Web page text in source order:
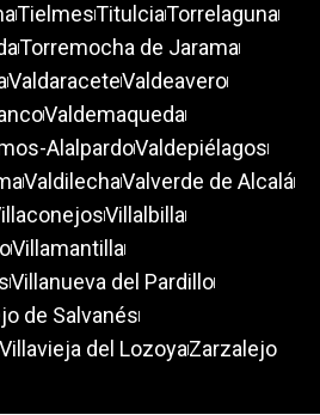
TielmesTitulciaTorrelaguna
Torremocha de Jarama
ValdaraceteValdeavero
Valdemaqueda
AlalpardoValdepiélagos
ValdilechaValverde de Alcalá
Villalbilla
Villamantilla
Villanueva del Pardillo
de Salvanés
Villavieja del LozoyaZarzalejo